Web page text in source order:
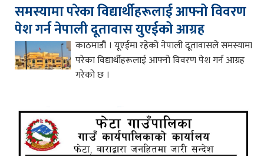
समस्यामा परेका विद्यार्थीहरूलाई आफ्नो विवरण
पेश गर्न नेपाली दूतावास युएईको आग्रह
काठमाडौं । यूएईमा रहेको नेपाली दूतावासले समस्यामा
परेका विद्यार्थीहरूलाई आफ्नो विवरण पेश गर्न आग्रह
गरेको छ ।